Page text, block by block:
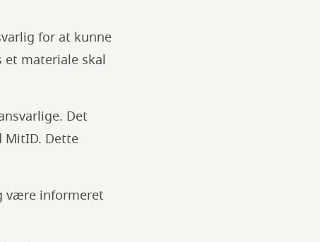
for at kunne
materiale skal
Det
MitID. Dette
være informeret